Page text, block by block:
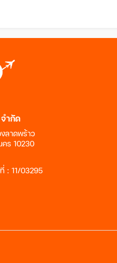
ำกัด
ลาดพร้าว
คร 10230
: 11/03295